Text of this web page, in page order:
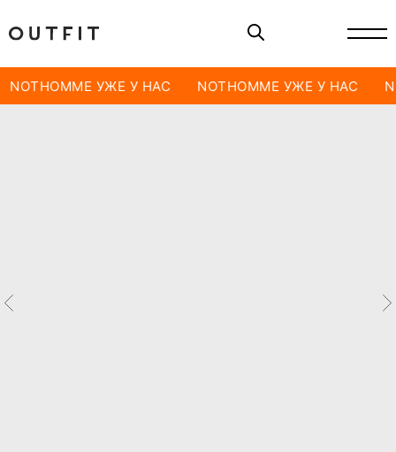
NOTHOMME УЖЕ У НАС NOTHOMME УЖЕ У НАС